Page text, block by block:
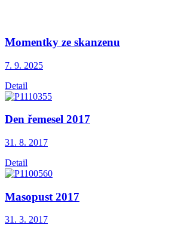
Momentky ze skanzenu
7. 9. 2025
Detail
Den řemesel 2017
31. 8. 2017
Detail
Masopust 2017
31. 3. 2017